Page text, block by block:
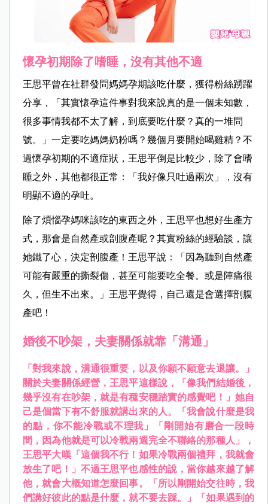
懷孕初期除了嗜睡，沒有其他不適
王思平曾在社群發問媽媽孕期該吃什麼，獲得粉絲踴躍
分享，「其實懷孕這件事對我來說真的是一個未知數，
很多事情我都不太了解，到底要吃什麼？真的一堆問
號。」一定要吃媽媽奶粉嗎？幾個月要開始喝雞精？不
過懷孕初期的不適症狀，王思平倒是比較少，除了會嗜
睡之外，其他都很正常：「我好像只吐過兩次」，沒有
明顯不適的孕吐。
除了煩惱孕媽咪該吃的東西之外，王思平也想好生產方
式，那會是自然產或剖腹產呢？其實粉絲的經驗談，讓
她鐵了心，決定剖腹產！王思平說：「因為聽到自然產
可能有嚴重的撕裂傷，甚至可能要吃全餐。或是陣痛很
久，但生不出來。」王思平覺得，自己還是會選擇剖腹
產吧！
婚後不吵架，夫妻關係就靠「溝通」
「對我來說，溝通很重要，以及你願不願意去退讓。」
關於夫妻關係經營，王思平這樣說，「像我們結婚後，
幾乎沒有在吵架，就是有種安穩踏實的感覺吧！」她自
己是個當下有不舒服就講出來的人。「我會說什麼是我
的點，你不能冷戰或不理我」「剛開始有磨合一段時
間，因為他就是可以冷戰兩週完全不聯絡的那種人」，
王思平大嘆「這個我不行！如果冷戰兩個禮拜，我就會
放生了吧！」不過王思平也感性的說，當你越來越了解
他，就會大概知道怎麼回事。「所以剛開始交往時，我
們講好彼此的點是什麼，就不要去踩。」「如果遇到的